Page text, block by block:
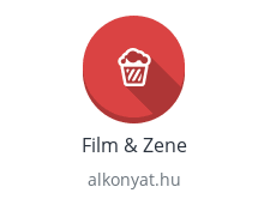
Film & Zene
alkonyat.hu